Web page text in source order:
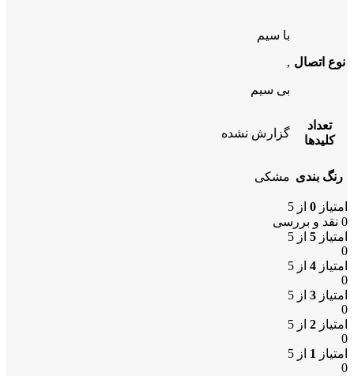
نوع اتصال
با سیم
,
بی سیم
تعداد
کلیدها
گزارش نشده
رنگ بندی مشکی
امتیاز 0 از 5
0 نقد و بررسی
امتیاز 5 از 5
0
امتیاز 4 از 5
0
امتیاز 3 از 5
0
امتیاز 2 از 5
0
امتیاز 1 از 5
0